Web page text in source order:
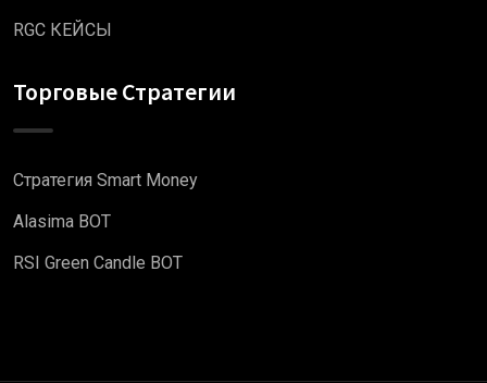
RGC КЕЙСЫ
Торговые Стратегии
Стратегия Smart Money
Alasima BOT
RSI Green Candle BOT